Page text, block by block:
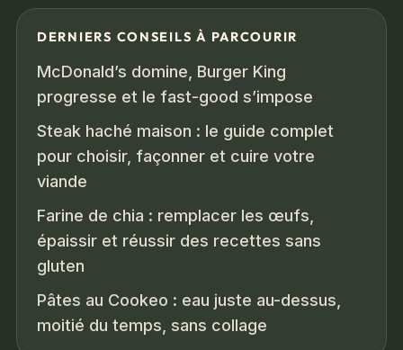
DERNIERS CONSEILS À PARCOURIR
McDonald’s domine, Burger King
progresse et le fast-good s’impose
Steak haché maison : le guide complet
pour choisir, façonner et cuire votre
viande
Farine de chia : remplacer les œufs,
épaissir et réussir des recettes sans
gluten
Pâtes au Cookeo : eau juste au-dessus,
moitié du temps, sans collage